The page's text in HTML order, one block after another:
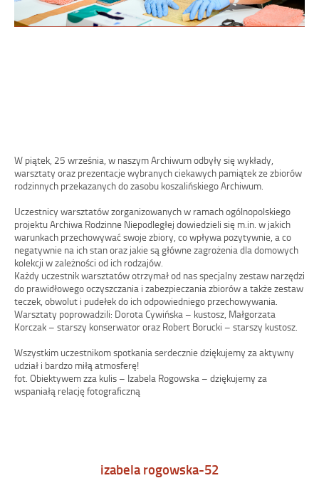
W piątek, 25 września, w naszym Archiwum odbyły się wykłady,
warsztaty oraz prezentacje wybranych ciekawych pamiątek ze zbiorów
rodzinnych przekazanych do zasobu koszalińskiego Archiwum.
Uczestnicy warsztatów zorganizowanych w ramach ogólnopolskiego
projektu Archiwa Rodzinne Niepodległej dowiedzieli się m.in. w jakich
warunkach przechowywać swoje zbiory, co wpływa pozytywnie, a co
negatywnie na ich stan oraz jakie są główne zagrożenia dla domowych
kolekcji w zależności od ich rodzajów.
Każdy uczestnik warsztatów otrzymał od nas specjalny zestaw narzędzi
do prawidłowego oczyszczania i zabezpieczania zbiorów a także zestaw
teczek, obwolut i pudełek do ich odpowiedniego przechowywania.
Warsztaty poprowadzili: Dorota Cywińska – kustosz, Małgorzata
Korczak – starszy konserwator oraz Robert Borucki – starszy kustosz.
Wszystkim uczestnikom spotkania serdecznie dziękujemy za aktywny
udział i bardzo miłą atmosferę!
fot. Obiektywem zza kulis – Izabela Rogowska – dziękujemy za
wspaniałą relację fotograficzną
izabela rogowska-52